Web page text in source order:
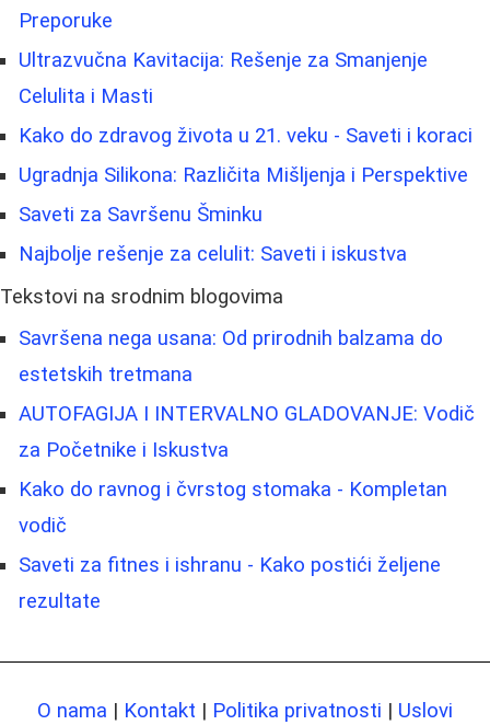
Preporuke
Ultrazvučna Kavitacija: Rešenje za Smanjenje
Celulita i Masti
Kako do zdravog života u 21. veku - Saveti i koraci
Ugradnja Silikona: Različita Mišljenja i Perspektive
Saveti za Savršenu Šminku
Najbolje rešenje za celulit: Saveti i iskustva
Tekstovi na srodnim blogovima
Savršena nega usana: Od prirodnih balzama do
estetskih tretmana
AUTOFAGIJA I INTERVALNO GLADOVANJE: Vodič
za Početnike i Iskustva
Kako do ravnog i čvrstog stomaka - Kompletan
vodič
Saveti za fitnes i ishranu - Kako postići željene
rezultate
O nama | Kontakt | Politika privatnosti | Uslovi